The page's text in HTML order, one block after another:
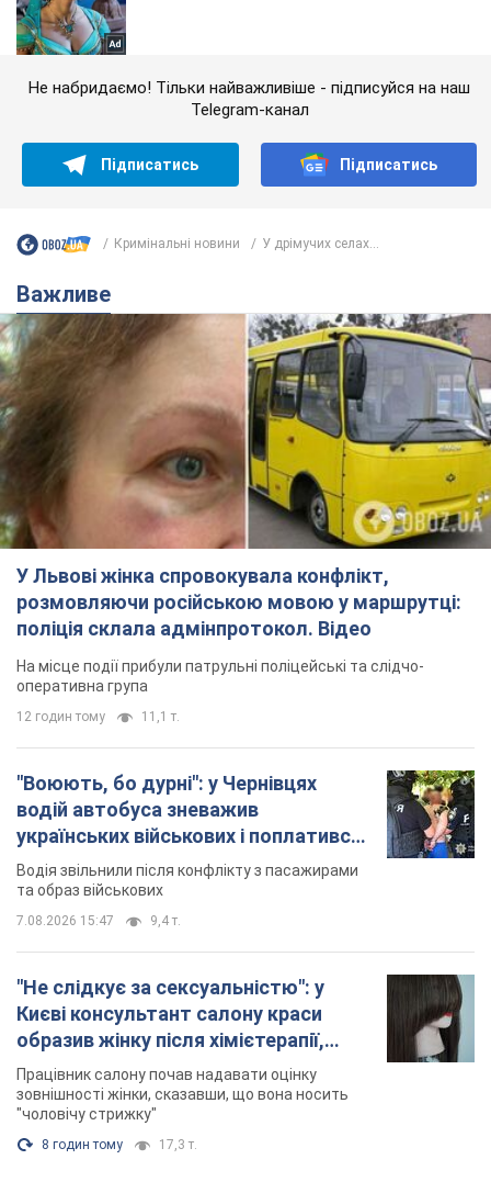
Не набридаємо! Тільки найважливіше - підписуйся на наш
Telegram-канал
Підписатись Підписатись
Кримінальні новини У дрімучих селах...
Важливе
У Львові жінка спровокувала конфлікт,
розмовляючи російською мовою у маршрутці:
поліція склала адмінпротокол. Відео
На місце події прибули патрульні поліцейські та слідчо-
оперативна група
12 годин тому 11,1 т.
"Воюють, бо дурні": у Чернівцях
водій автобуса зневажив
українських військових і поплатився.
Відео
Водія звільнили після конфлікту з пасажирами
та образ військових
7.08.2026 15:47 9,4 т.
"Не слідкує за сексуальністю": у
Києві консультант салону краси
образив жінку після хімієтерапії,
розгорівся скандал. Фото
Працівник салону почав надавати оцінку
зовнішності жінки, сказавши, що вона носить
"чоловічу стрижку"
8 годин тому 17,3 т.